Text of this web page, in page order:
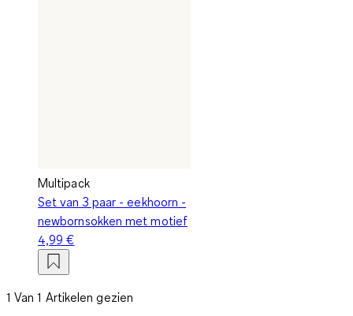
Multipack
Set van 3 paar - eekhoorn -
newbornsokken met motief
4,99 €
1 Van 1 Artikelen gezien